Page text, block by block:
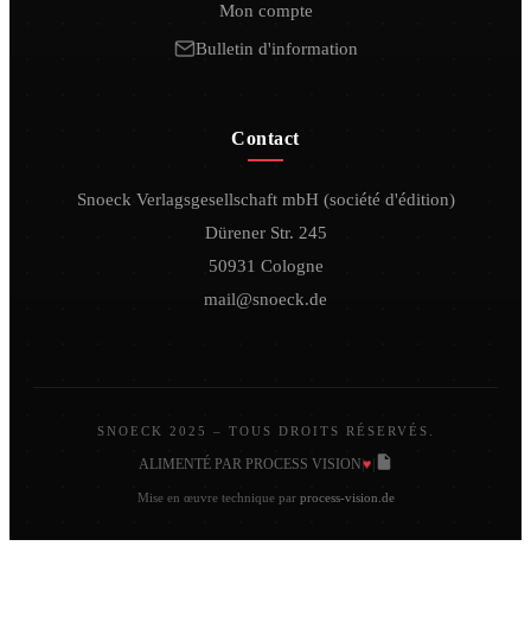
Mon compte
Bulletin d'information
Contact
Snoeck Verlagsgesellschaft mbH (société d'édition)
Dürener Str. 245
50931 Cologne
mail@snoeck.de
SNOECK 2025 – TOUS DROITS RÉSERVÉS.
ALIMENTÉ PAR PROCESS VISION|♥|
Mise en œuvre technique par process-vision.de